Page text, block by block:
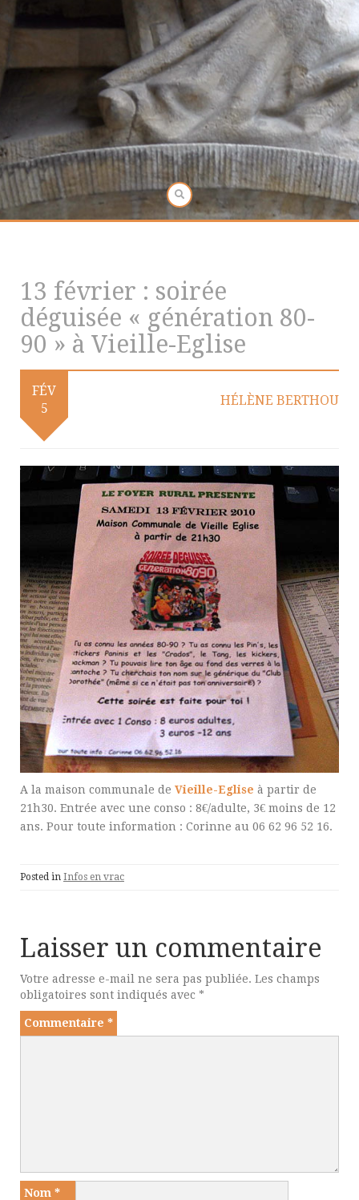
13 février : soirée
déguisée « génération 80-
90 » à Vieille-Eglise
FÉV
5
HÉLÈNE BERTHOU
A la maison communale de Vieille-Eglise à partir de
21h30. Entrée avec une conso : 8€/adulte, 3€ moins de 12
ans. Pour toute information : Corinne au 06 62 96 52 16.
Posted in Infos en vrac
Laisser un commentaire
Votre adresse e-mail ne sera pas publiée. Les champs
obligatoires sont indiqués avec *
Commentaire *
Nom *